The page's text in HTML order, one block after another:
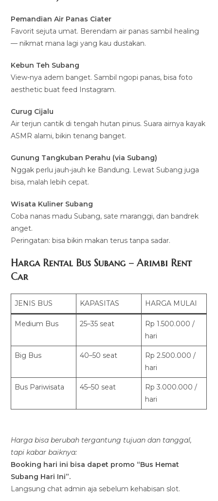
Pemandian Air Panas Ciater
Favorit sejuta umat. Berendam air panas sambil healing
— nikmat mana lagi yang kau dustakan.
Kebun Teh Subang
View-nya adem banget. Sambil ngopi panas, bisa foto
aesthetic buat feed Instagram.
Curug Cijalu
Air terjun cantik di tengah hutan pinus. Suara airnya kayak
ASMR alami, bikin tenang banget.
Gunung Tangkuban Perahu (via Subang)
Nggak perlu jauh-jauh ke Bandung. Lewat Subang juga
bisa, malah lebih cepat.
Wisata Kuliner Subang
Coba nanas madu Subang, sate maranggi, dan bandrek
anget.
Peringatan: bisa bikin makan terus tanpa sadar.
Harga Rental Bus Subang – Arimbi Rent
Car
JENIS BUS KAPASITAS HARGA MULAI
Medium Bus 25–35 seat
Rp 1.500.000 /
hari
Big Bus 40–50 seat
Rp 2.500.000 /
hari
Bus Pariwisata 45–50 seat
Rp 3.000.000 /
hari
Harga bisa berubah tergantung tujuan dan tanggal,
tapi kabar baiknya:
Booking hari ini bisa dapet promo “Bus Hemat
Subang Hari Ini”.
Langsung chat admin aja sebelum kehabisan slot.